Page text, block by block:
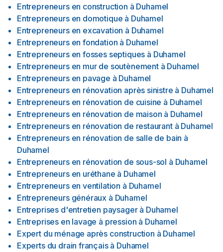
Entrepreneurs en construction à Duhamel
Entrepreneurs en domotique à Duhamel
Entrepreneurs en excavation à Duhamel
Entrepreneurs en fondation à Duhamel
Entrepreneurs en fosses septiques à Duhamel
Entrepreneurs en mur de soutènement à Duhamel
Entrepreneurs en pavage à Duhamel
Entrepreneurs en rénovation après sinistre à Duhamel
Entrepreneurs en rénovation de cuisine à Duhamel
Entrepreneurs en rénovation de maison à Duhamel
Entrepreneurs en rénovation de restaurant à Duhamel
Entrepreneurs en rénovation de salle de bain à
Duhamel
Entrepreneurs en rénovation de sous-sol à Duhamel
Entrepreneurs en uréthane à Duhamel
Entrepreneurs en ventilation à Duhamel
Entrepreneurs généraux à Duhamel
Entreprises d'entretien paysager à Duhamel
Entreprises en lavage à pression à Duhamel
Expert du ménage après construction à Duhamel
Experts du drain français à Duhamel